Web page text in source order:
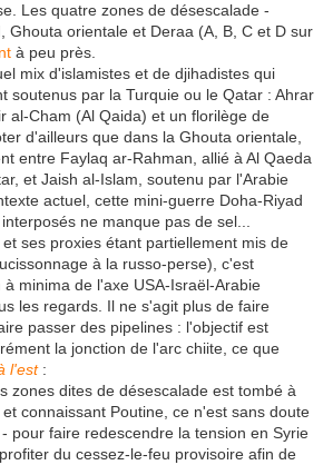
Les quatre zones de désescalade -
Ghouta orientale et Deraa (A, B, C et D sur
à peu près.
mix d'islamistes et de djihadistes qui
soutenus par la Turquie ou le Qatar : Ahrar
al-Cham (Al Qaida) et un florilège de
d'ailleurs que dans la Ghouta orientale,
entre Faylaq ar-Rahman, allié à Al Qaeda
et Jaish al-Islam, soutenu par l'Arabie
actuel, cette mini-guerre Doha-Riyad
ne manque pas de sel...
ses proxies étant partiellement mis de
à la russo-perse), c'est
minima de l'axe USA-Israël-Arabie
les regards. Il ne s'agit plus de faire
passer des pipelines : l'objectif est
la jonction de l'arc chiite, ce que
l'est:
zones dites de désescalade est tombé à
connaissant Poutine, ce n'est sans doute
pour faire redescendre la tension en Syrie
du cessez-le-feu provisoire afin de